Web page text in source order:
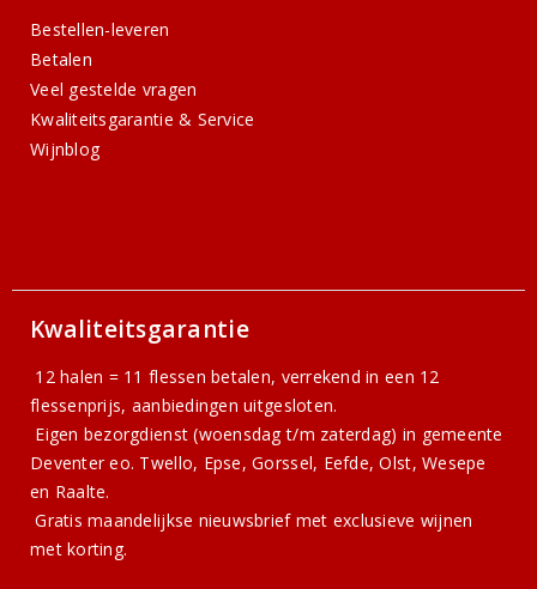
Bestellen-leveren
Betalen
Veel gestelde vragen
Kwaliteitsgarantie & Service
Wijnblog
Kwaliteitsgarantie
12 halen = 11 flessen betalen, verrekend in een 12
flessenprijs, aanbiedingen uitgesloten.
Eigen bezorgdienst (woensdag t/m zaterdag) in gemeente
Deventer eo. Twello, Epse, Gorssel, Eefde, Olst, Wesepe
en Raalte.
Gratismaandelijkse nieuwsbriefmet exclusieve wijnen
met korting.